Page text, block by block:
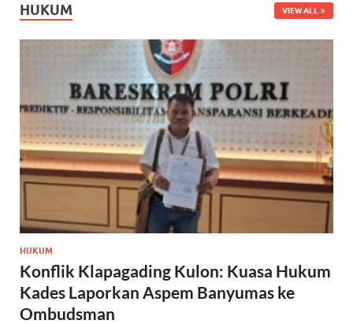
HUKUM VIEW ALL
HUKUM
Konflik Klapagading Kulon: Kuasa Hukum
Kades Laporkan Aspem Banyumas ke
Ombudsman